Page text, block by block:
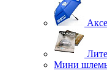
Мини